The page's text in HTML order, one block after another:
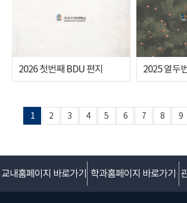
2026 첫번째 BDU 편지 2025 열두
1 2 3 4 5 6 7 8 9
교내홈페이지 바로가기 학과홈페이지 바로가기